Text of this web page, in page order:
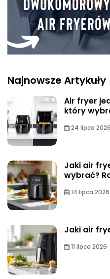
Najnowsze Artykuły
Air fryer
który
24 lipca 2026
Jaki air
wybrać?
14 lipca 2026
Jaki air
11 lipca 2026